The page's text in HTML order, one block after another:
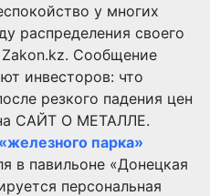
у многих
распределения своего
Сообщение
инвесторов: что
резкого падения цен
САЙТ О МЕТАЛЛЕ.
парка»
в павильоне «Донецкая
персональная